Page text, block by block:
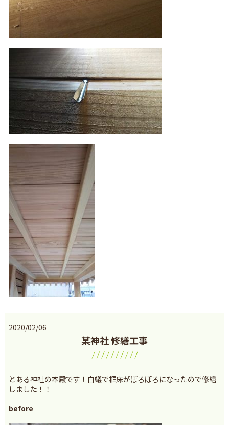
2020/02/06
某神社 修繕工事
とある神社の本殿です！白蟻で框床がぼろぼろになったので修繕
しました！！
before